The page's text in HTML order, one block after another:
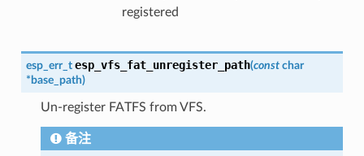
registered
esp_err_t esp_vfs_fat_unregister_path(const char
* base_path)
Un-register FATFS from VFS.
备注